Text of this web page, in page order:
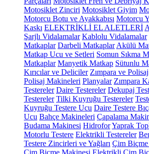
Motosiklet Zinciri Motosiklet Giyim
Motorcu Botu ve Ayakkabısı Motorcu
Kaskı ELEKTRİKLİ EL ALETLERİ
Şarjlı Vidalamalar Kablolu Vidalamalar
Matkaplar Darbeli Matkaplar Akülü
Matkap Ucu ve Setleri Somun Sıkma
Matkaplar Manyetik Matkap Sütunlu
Kırıcılar ve Deliciler Zımpara ve Polisaj
Polisaj Makineleri Planyalar Zımpara
Testereler Daire Testereler Dekupaj
Testereler Tilki Kuyruğu Testereler
Kuyruğu Testere Ucu Daire Testere
Ucu Bahçe Makineleri Çapalama
Budama Makinesi HidroforYaprak
Motorlu Testere Elektrikli Testereler
Testere Zincirleri ve Yağları Çim
Çim Biçme Makinesi Elektrikli Çim